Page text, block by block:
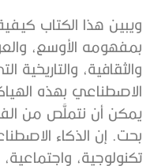
ويبين هذا الكتاب
بمفهومه الأوسع،
والثقافية، والتاريخية
الاصطناعي بهذه
يمكن أن نتملَّص من
بحت. إن الذكاء
تكنولوجية،